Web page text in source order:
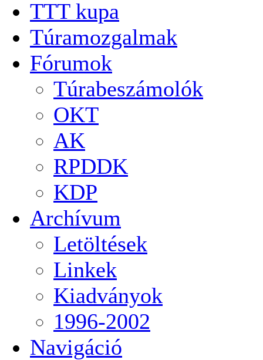
TTT kupa
Túramozgalmak
Fórumok
Túrabeszámolók
OKT
AK
RPDDK
KDP
Archívum
Letöltések
Linkek
Kiadványok
1996-2002
Navigáció